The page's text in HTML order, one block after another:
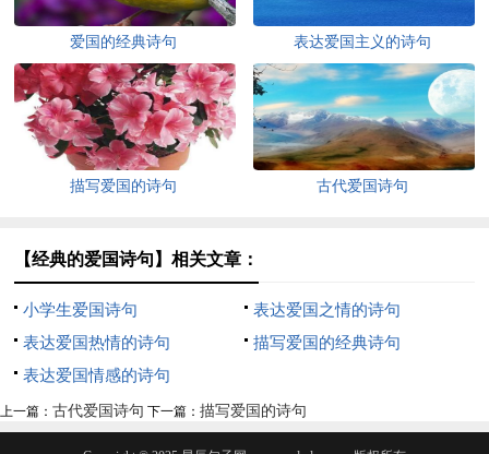
爱国的经典诗句 表达爱国主义的诗句
描写爱国的诗句 古代爱国诗句
【经典的爱国诗句】相关文章：
小学生爱国诗句
表达爱国之情的诗句
表达爱国热情的诗句
描写爱国的经典诗句
表达爱国情感的诗句
上一篇： 古代爱国诗句 下一篇： 描写爱国的诗句